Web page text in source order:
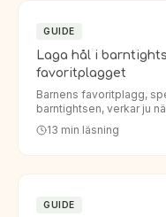
GUIDE
Laga hål i
favoritplagget
Barnens favoritplagg,
barntightsen, verkar ju
de perfekt, nästa dag
13 min läsning
GUIDE